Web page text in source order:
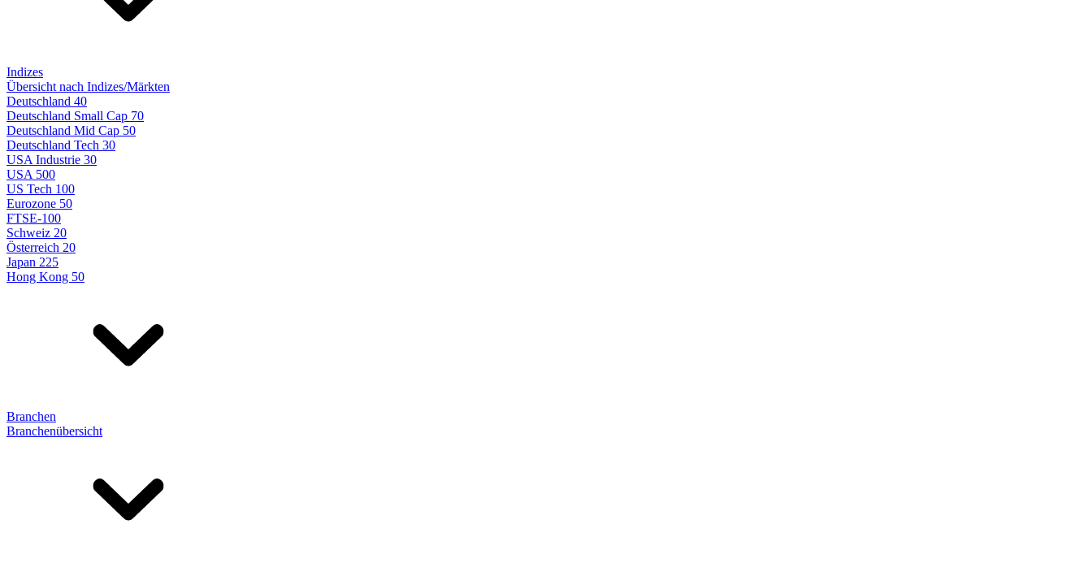
Indizes
Übersicht nach Indizes/Märkten
Deutschland 40
Deutschland Small Cap 70
Deutschland Mid Cap 50
Deutschland Tech 30
USA Industrie 30
USA 500
US Tech 100
Eurozone 50
FTSE-100
Schweiz 20
Österreich 20
Japan 225
Hong Kong 50
Branchen
Branchenübersicht